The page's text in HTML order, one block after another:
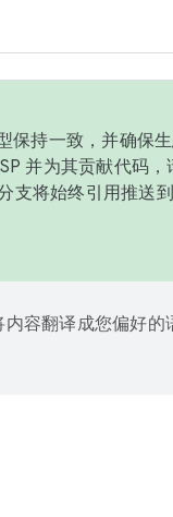
保持一致，并确保
并为其贡献代码，
支将始终引用推送
容翻译成您偏好的